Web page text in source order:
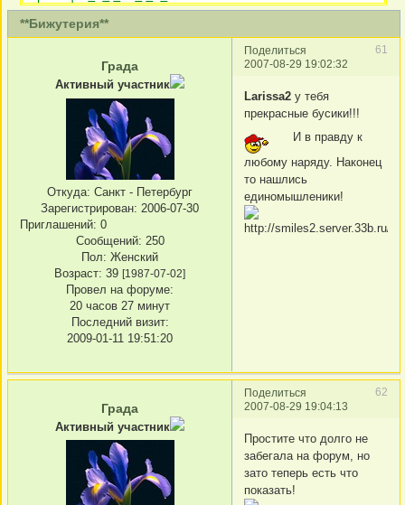
**Бижутерия**
Поделиться
61
2007-08-29 19:02:32
Града
Активный участник
Откуда: Санкт - Петербург
Зарегистрирован: 2006-07-30
Приглашений: 0
Сообщений: 250
Пол: Женский
Возраст: 39 [1987-07-02]
Провел на форуме:
20 часов 27 минут
Последний визит:
2009-01-11 19:51:20
Larissa2 у тебя
прекрасные бусики!!!
И в правду к
любому наряду. Наконец
то нашлись
единомышленики!
Поделиться
62
2007-08-29 19:04:13
Града
Активный участник
Простите что долго не
забегала на форум, но
зато теперь есть что
показать!